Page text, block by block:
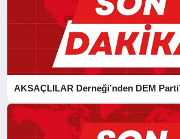
AKSAÇLILAR Derneği’nden DEM